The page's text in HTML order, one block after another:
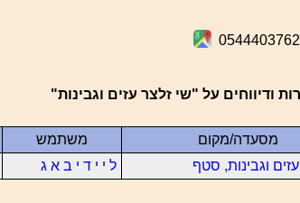
ודיווחים על "שי זלצר עזים וגבינות"
מסעדה/מקום משתמש
וגבינות, סטף ל י י ד י ב א ג